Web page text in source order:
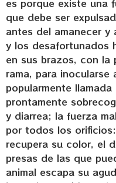
es porque existe una
que debe ser
antes del amanecer y
y los desafortunados
en sus brazos, con la
rama, para inocularse
popularmente llamada
prontamente
y diarrea; la fuerza
por todos los
recupera su color, el
presas de las que
animal escapa su